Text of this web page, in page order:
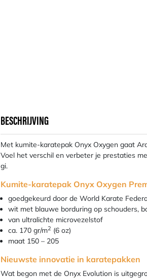
BESCHRIJVING
Met kumite-karatepak Onyx Oxygen gaat
Voel het verschil en verbeter je prestaties
gi.
Kumite-karatepak Onyx Oxygen
goedgekeurd door de World Karate
wit met blauwe borduring op schouders,
van ultralichte microvezelstof
ca. 170 gr/m2 (6 oz)
maat 150 – 205
Nieuwste innovatie in karatepakken
Wat begon met de Onyx Evolution is